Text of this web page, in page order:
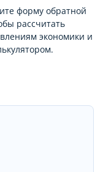
форму обратной
рассчитать
экономики и